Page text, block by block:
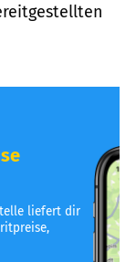
liefert dir